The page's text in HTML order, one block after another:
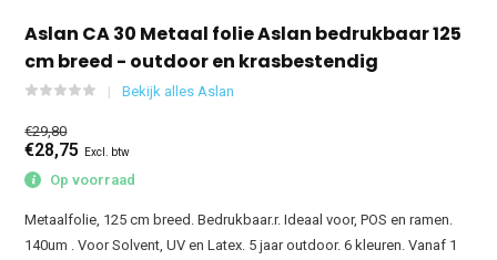
Aslan CA 30 Metaal folie Aslan bedrukbaar 125
cm breed - outdoor en krasbestendig
Bekijk alles Aslan
€29,80
€28,75 Excl. btw
Op voorraad
Metaalfolie, 125 cm breed. Bedrukbaar.r. Ideaal voor, POS en ramen.
140um . Voor Solvent, UV en Latex. 5 jaar outdoor. 6 kleuren. Vanaf 1